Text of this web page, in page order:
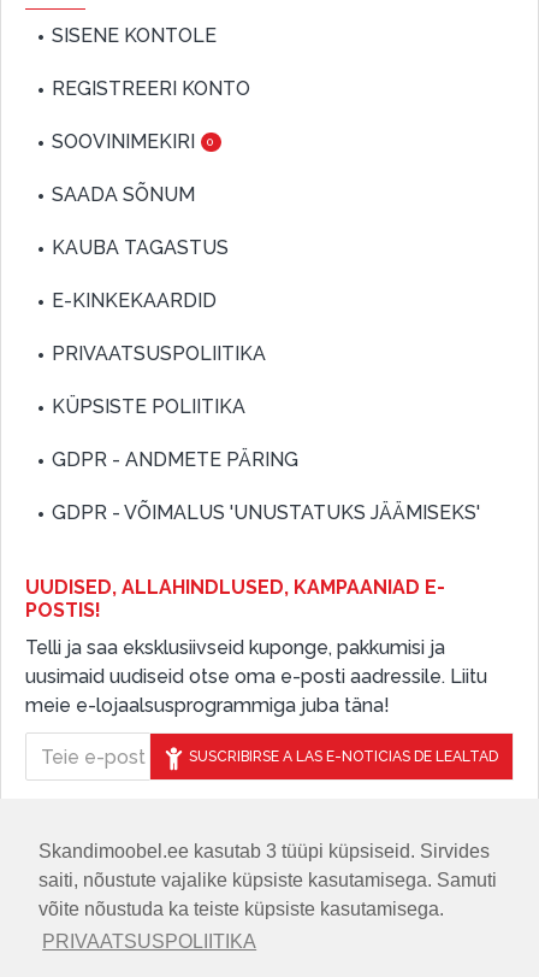
Skandimoobel.ee kasutab 3 tüüpi küpsiseid. Sirvides
saiti, nõustute vajalike küpsiste kasutamisega. Samuti
võite nõustuda ka teiste küpsiste kasutamisega.
PRIVAATSUSPOLIITIKA
SISENE KONTOLE
REGISTREERI KONTO
SOOVINIMEKIRI 0
SAADA SÕNUM
KAUBA TAGASTUS
E-KINKEKAARDID
PRIVAATSUSPOLIITIKA
KÜPSISTE POLIITIKA
GDPR - ANDMETE PÄRING
GDPR - VÕIMALUS 'UNUSTATUKS JÄÄMISEKS'
UUDISED, ALLAHINDLUSED, KAMPAANIAD E-
POSTIS!
Telli ja saa eksklusiivseid kuponge, pakkumisi ja
uusimaid uudiseid otse oma e-posti aadressile. Liitu
meie e-lojaalsusprogrammiga juba täna!
SUSCRIBIRSE A LAS E-NOTICIAS DE LEALTAD
JÄLGIGE MEID SOTSIAALMEEDIAS